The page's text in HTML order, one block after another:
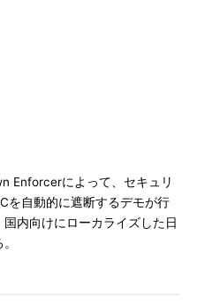
Enforcerによって、セキュリ
を自動的に遮断するデモが行
内向けにローカライズした日